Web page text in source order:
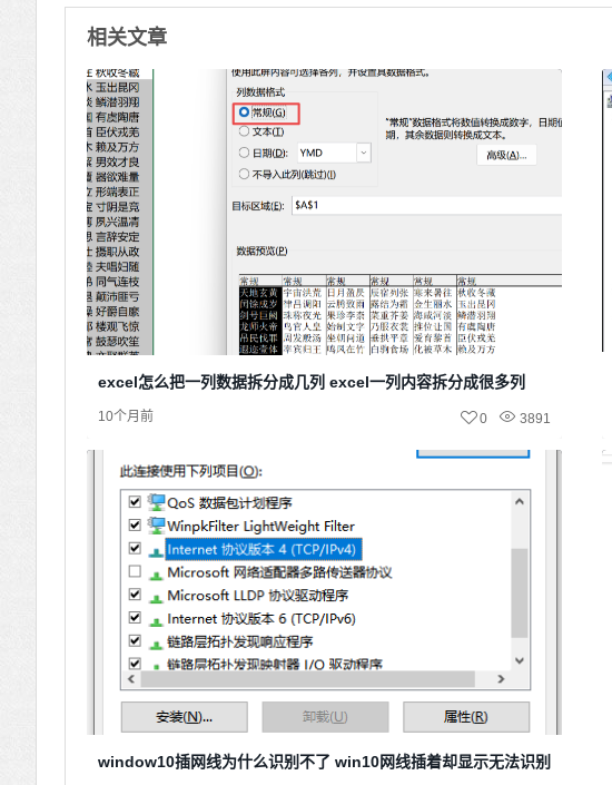
相关文章
excel怎么把一列数据拆分成几列 excel一列内容拆分成很多列
10个月前 3891
0
window10插网线为什么识别不了 win10网线插着却显示无法识别网络